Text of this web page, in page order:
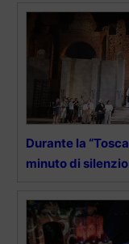
Durante la
minuto di